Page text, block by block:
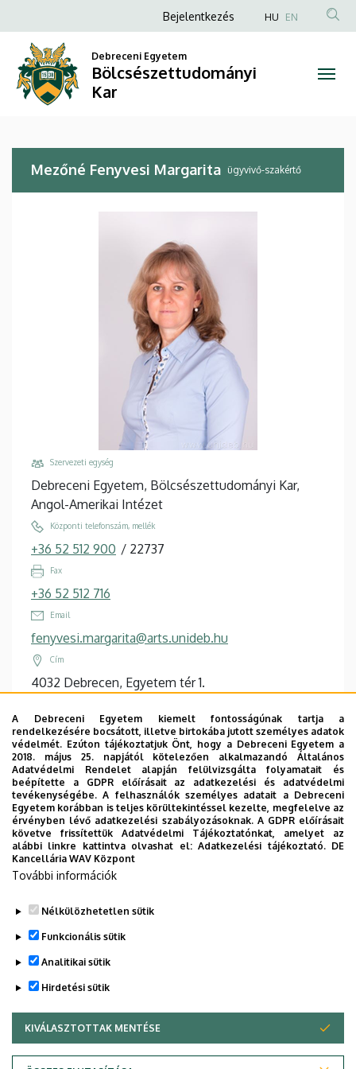
Fenyvesi
Margarita
Bölcsészettudományi
Kar
a
tartalomra
Anonim
fiók
menüje
Bejelentkezés HU EN
Debreceni Egyetem
Bölcsészettudományi
Kar
Mezőné Fenyvesi Margarita ügyvivő-szakértő
Szervezeti egység
Debreceni Egyetem, Bölcsészettudományi Kar,
Angol-Amerikai Intézet
Központi telefonszám, mellék
+36 52 512 900 / 22737
Fax
+36 52 512 716
Email
fenyvesi.margarita@arts.unideb.hu
Cím
4032 Debrecen, Egyetem tér 1.
Főépület (Egyetem téri Campus), 1. emelet, 114
(intézeti iroda)
Weboldalak
Website
Dolgozói profil
Leírás
Személyes profil / Personal profile
A Debreceni Egyetem kiemelt fontosságúnak tartja a
rendelkezésére bocsátott, illetve birtokába jutott személyes adatok
védelmét. Ezúton tájékoztatjuk Önt, hogy a Debreceni Egyetem a
2018. május 25. napjától kötelezően alkalmazandó Általános
Adatvédelmi Rendelet alapján felülvizsgálta folyamatait és
beépítette a GDPR előírásait az adatkezelési és adatvédelmi
tevékenységébe. A felhasználók személyes adatait a Debreceni
Egyetem korábban is teljes körültekintéssel kezelte, megfelelve az
érvényben lévő adatkezelési szabályozásoknak. A GDPR előírásait
követve frissítettük Adatvédelmi Tájékoztatónkat, amelyet az
alábbi linkre kattintva olvashat el:Adatkezelési tájékoztató. DE
Kancellária WAV Központ
További információk
Nélkülözhetetlen sütik
Funkcionális sütik
Analitikai sütik
Hirdetési sütik
KIVÁLASZTOTTAK MENTÉSE
WITHDRAW CONSENT